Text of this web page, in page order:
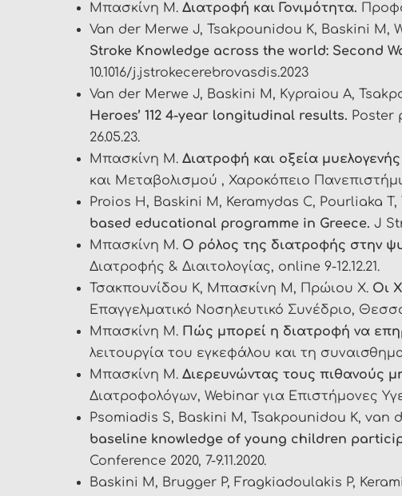
Μπασκίνη Μ. Διατροφή και Γονιμότητα.
Van der Merwe J, Tsakpounidou K, Baskini M,
Stroke Knowledge across the world: Second
10.1016/j.jstrokecerebrovasdis.2023
Van der Merwe J, Baskini M, Kypraiou A,
Heroes’ 112 4-year longitudinal results. Poster
26.05.23.
Μπασκίνη Μ. Διατροφή και οξεία μυελογενής
και Μεταβολισμού , Χαροκόπειο
Proios H, Baskini M, Keramydas C, Pourliaka
based educational programme in Greece. J
Μπασκίνη Μ. Ο ρόλος της διατροφής στην
Διατροφής & Διαιτολογίας, online 9-12.12.21.
Τσακπουνίδου K, Μπασκίνη Μ, Πρώιου Χ. Οι
Επαγγελματικό Νοσηλευτικό Συνέδριο,
Μπασκίνη Μ. Πώς μπορεί η διατροφή να
λειτουργία του εγκεφάλου και τη
Μπασκίνη Μ. Διερευνώντας τους πιθανούς
Διατροφολόγων, Webinar για Επιστήμονες
Psomiadis S, Baskini M, Tsakpounidou K, van
baseline knowledge of young children
Conference 2020, 7-9.11.2020.
Baskini M, Brugger P, Fragkiadoulakis P,